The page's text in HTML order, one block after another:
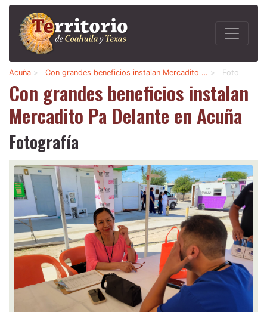
Acuña > Con grandes beneficios instalan Mercadito … > Foto
Con grandes beneficios instalan
Mercadito Pa Delante en Acuña
Fotografía